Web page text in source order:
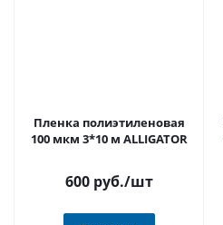
Пленка полиэтиленовая
100 мкм 3*10 м ALLIGATOR
600 руб./шт